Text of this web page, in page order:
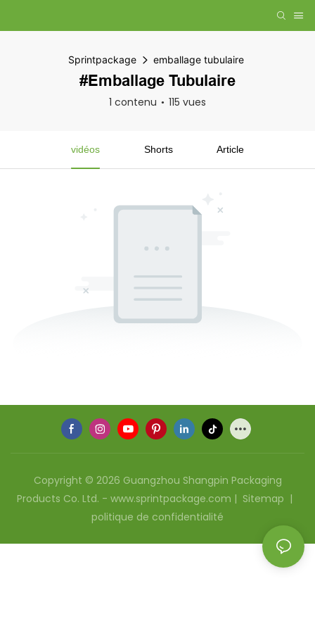
Sprintpackage emballage tubulaire
#emballage Tubulaire
1 contenu 115 vues
vidéos Shorts Article
Copyright © 2026 Guangzhou Shangpin Packaging
Products Co. Ltd. - www.sprintpackage.com | Sitemap |
politique de confidentialité